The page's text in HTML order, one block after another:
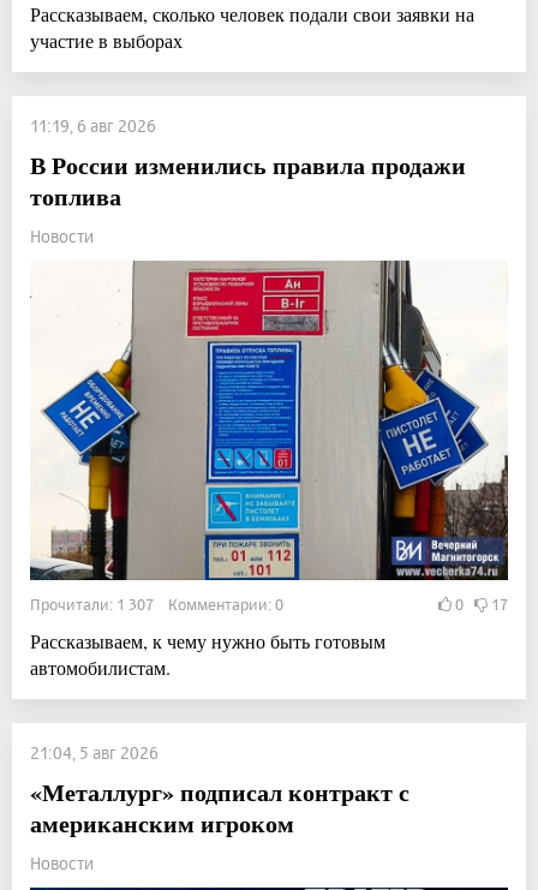
Рассказываем, сколько человек подали свои заявки на
участие в выборах
11:19, 6 авг 2026
В России изменились правила продажи
топлива
Новости
Прочитали: 1 307 Комментарии: 0 0 17
Рассказываем, к чему нужно быть готовым
автомобилистам.
21:04, 5 авг 2026
«Металлург» подписал контракт с
американским игроком
Новости